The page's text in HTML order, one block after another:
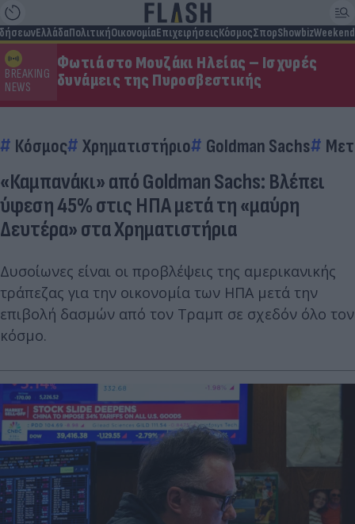
ΕλλάδαΠολιτικήΟικονομίαΕπιχειρήσειςΚόσμοςΣπορShowbizWeekend
BREAKING
NEWS
Φωτιά στο Μουζάκι Ηλείας – Ισχυρές
δυνάμεις της Πυροσβεστικής
Κόσμος Χρηματιστήριο Goldman Sachs
«Καμπανάκι» από Goldman Sachs: Βλέπει
ύφεση 45% στις ΗΠΑ μετά τη «μαύρη
Δευτέρα» στα Χρηματιστήρια
Δυσοίωνες είναι οι προβλέψεις της αμερικανικής
τράπεζας για την οικονομία των ΗΠΑ μετά την
επιβολή δασμών από τον Τραμπ σε σχεδόν όλο τον
κόσμο.